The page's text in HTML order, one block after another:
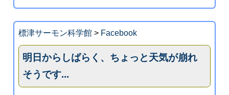
標津サーモン科学館> Facebook
明日からしばらく、ちょっと天気が崩れ
そうです...